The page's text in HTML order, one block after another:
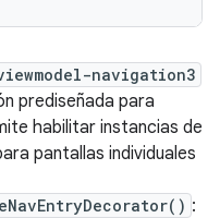
navigation3
prediseñada para
habilitar instancias de
pantallas individuales
: